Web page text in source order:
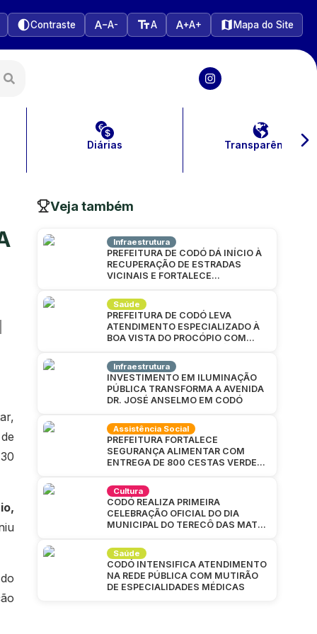
Contraste A- A A+ Mapa do Site
Diárias Transparência
Veja também
Infraestrutura
PREFEITURA DE CODÓ DÁ INÍCIO À
RECUPERAÇÃO DE ESTRADAS
VICINAIS E FORTALECE
Saúde
PREFEITURA DE CODÓ LEVA
ATENDIMENTO ESPECIALIZADO À
BOA VISTA DO PROCÓPIO COM
Infraestrutura
INVESTIMENTO EM ILUMINAÇÃO
PÚBLICA TRANSFORMA A AVENIDA
DR. JOSÉ ANSELMO EM CODÓ
Assistência Social
PREFEITURA FORTALECE
SEGURANÇA ALIMENTAR COM
ENTREGA DE 800 CESTAS VERDES
Cultura
CODÓ REALIZA PRIMEIRA
CELEBRAÇÃO OFICIAL DO DIA
MUNICIPAL DO TERECÔ DAS MATAS
Saúde
CODÓ INTENSIFICA ATENDIMENTO
NA REDE PÚBLICA COM MUTIRÃO
DE ESPECIALIDADES MÉDICAS